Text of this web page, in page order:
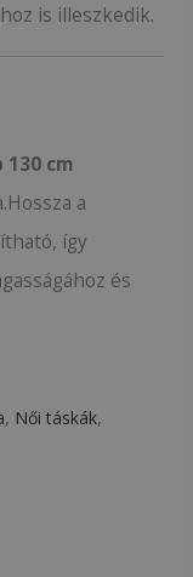
is illeszkedik.
cm
a
így
és
, Női táskák,